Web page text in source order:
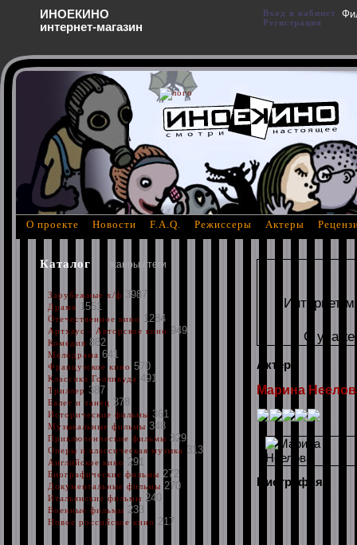
Интернет
С
Актер
Марина
Биография:
Каталог жанры / теги
Зарубежные х/ф 3987
Драма 1551
Отечественное кино 1284
Артхаус - Авторское кино 949
Комедия 882
Мелодрама 641
Французское кино 570
Классика Голливуда 491
Триллер 387
Балет и танец 378
Исторические фильмы 361
Музыкальные фильмы 348
Приключенческие фильмы 329
Оперы и классическая музыка 313
Английское кино 291
Биографические фильмы 272
Документальные фильмы 270
Итальянские фильмы 240
Военные фильмы 233
Новое российское кино 217
О проекте Новости F.A.Q. Режиссеры Актеры
ИНОЕКИНО
интернет-магазин
Вход в кабинет
Регистрация